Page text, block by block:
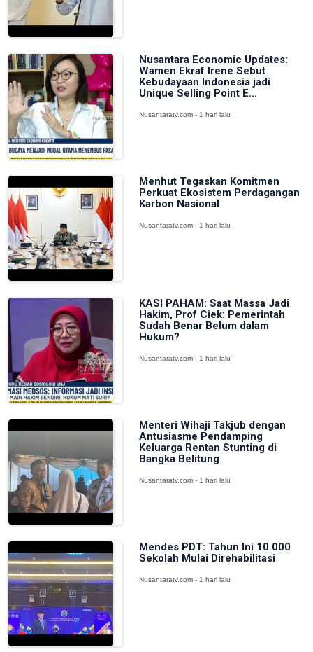
Nusantara Economic Updates:
Wamen Ekraf Irene Sebut
Kebudayaan Indonesia jadi
Unique Selling Point E...
Nusantaratv.com - 1 hari lalu
Menhut Tegaskan Komitmen
Perkuat Ekosistem Perdagangan
Karbon Nasional
Nusantaratv.com - 1 hari lalu
KASI PAHAM: Saat Massa Jadi
Hakim, Prof Ciek: Pemerintah
Sudah Benar Belum dalam
Hukum?
Nusantaratv.com - 1 hari lalu
Menteri Wihaji Takjub dengan
Antusiasme Pendamping
Keluarga Rentan Stunting di
Bangka Belitung
Nusantaratv.com - 1 hari lalu
Mendes PDT: Tahun Ini 10.000
Sekolah Mulai Direhabilitasi
Nusantaratv.com - 1 hari lalu